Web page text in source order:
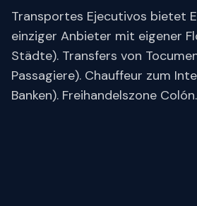
Transportes Ejecutivos bietet
einziger Anbieter mit eigener
Städte). Transfers von
Passagiere). Chauffeur zum
Banken). Freihandelszone